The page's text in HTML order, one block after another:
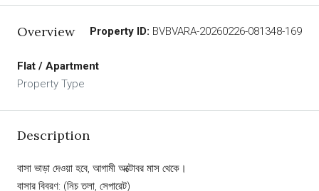
Overview Property ID: BVBVARA-20260226-081348-169
Flat / Apartment
Property Type
Description
বাসা ভাড়া দেওয়া হবে, আগামী অক্টোবর মাস থেকে।
বাসার বিবরণ: (নিচ তলা, সেপারেট)